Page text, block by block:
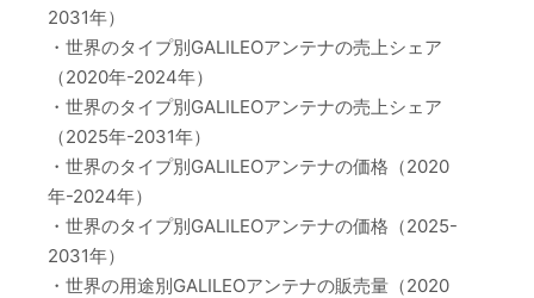
2031年）
・世界のタイプ別GALILEOアンテナの売上シェア
（2020年-2024年）
・世界のタイプ別GALILEOアンテナの売上シェア
（2025年-2031年）
・世界のタイプ別GALILEOアンテナの価格（2020
年-2024年）
・世界のタイプ別GALILEOアンテナの価格（2025-
2031年）
・世界の用途別GALILEOアンテナの販売量（2020